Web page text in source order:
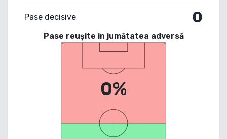
Pase decisive 0
Pase reușite in jumătatea adversă
0%